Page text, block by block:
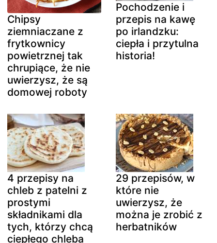
Chipsy
ziemniaczane z
frytkownicy
powietrznej tak
chrupiące, że nie
uwierzysz, że są
domowej roboty
Pochodzenie i
przepis na kawę
po irlandzku:
ciepła i przytulna
historia!
4 przepisy na
chleb z patelni z
prostymi
składnikami dla
tych, którzy chcą
ciepłego chleba
29 przepisów, w
które nie
uwierzysz, że
można je zrobić z
herbatników